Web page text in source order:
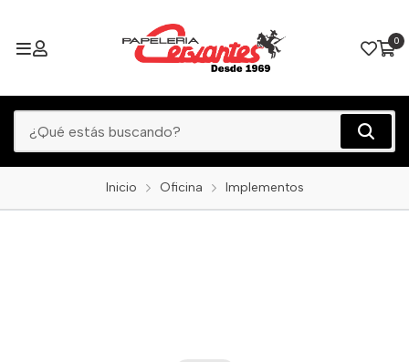
0
Inicio Oficina Implementos